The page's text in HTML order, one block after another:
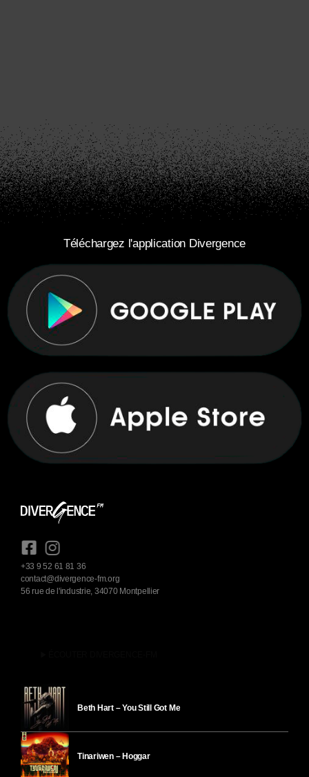
Téléchargez l'application Divergence
+33 9 52 61 81 36
contact@divergence-fm.org
56 rue de l'industrie, 34070 Montpellier
Beth Hart – You Still Got Me
Tinariwen – Hoggar